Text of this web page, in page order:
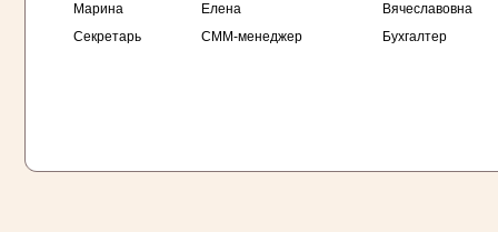
Марина
Секретарь
Елена
СММ-менеджер
Вячеславовна
Бухгалтер